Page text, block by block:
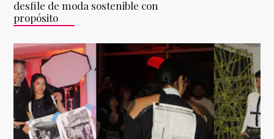
desfile de moda sostenible con
propósito